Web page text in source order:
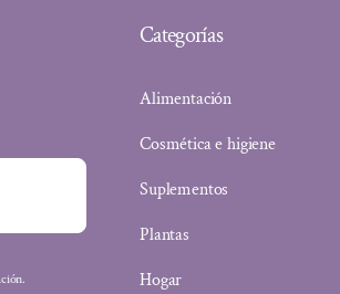
Categorías
Alimentación
Cosmética e higiene
Suplementos
Plantas
Hogar